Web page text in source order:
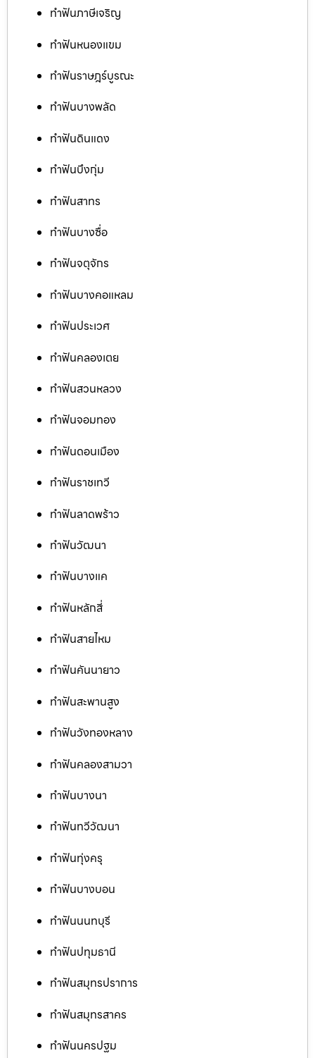
ทำฟันภาษีเจริญ
ทำฟันหนองแขม
ทำฟันราษฎร์บูรณะ
ทำฟันบางพลัด
ทำฟันดินแดง
ทำฟันบึงกุ่ม
ทำฟันสาทร
ทำฟันบางซื่อ
ทำฟันจตุจักร
ทำฟันบางคอแหลม
ทำฟันประเวศ
ทำฟันคลองเตย
ทำฟันสวนหลวง
ทำฟันจอมทอง
ทำฟันดอนเมือง
ทำฟันราชเทวี
ทำฟันลาดพร้าว
ทำฟันวัฒนา
ทำฟันบางแค
ทำฟันหลักสี่
ทำฟันสายไหม
ทำฟันคันนายาว
ทำฟันสะพานสูง
ทำฟันวังทองหลาง
ทำฟันคลองสามวา
ทำฟันบางนา
ทำฟันทวีวัฒนา
ทำฟันทุ่งครุ
ทำฟันบางบอน
ทำฟันนนทบุรี
ทำฟันปทุมธานี
ทำฟันสมุทรปราการ
ทำฟันสมุทรสาคร
ทำฟันนครปฐม